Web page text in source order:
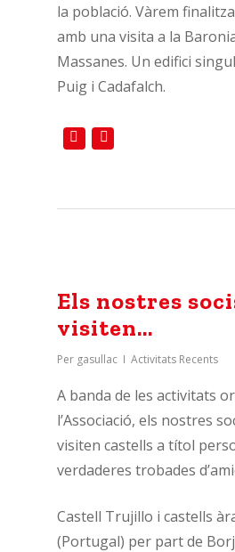
la població. Vàrem
amb una visita a la
Massanes. Un edifici
Puig i Cadafalch.
Els nostres
visiten…
Per gasullac Activitats Recents
A banda de les activitats
l’Associació, els nostres
visiten castells a títol
verdaderes trobades
Castell Trujillo i castells
(Portugal) per part de